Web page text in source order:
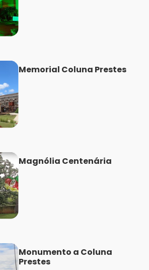
Memorial Coluna Prestes
Magnólia Centenária
Monumento a Coluna
Prestes